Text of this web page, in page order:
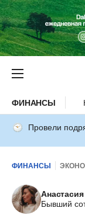
ФИНАНСЫ
Провели
ФИНАНСЫ
Бывший